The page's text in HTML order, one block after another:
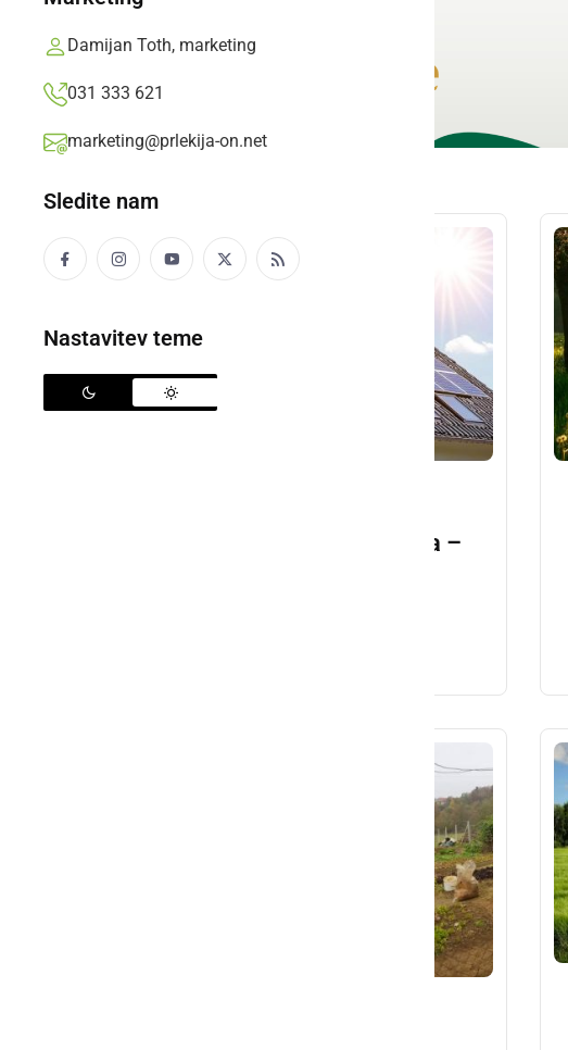
Damijan Toth, marketing
031 333 621
marketing@prlekija-on.net
Sledite nam
Nastavitev teme
Domača sončna elektrarna –